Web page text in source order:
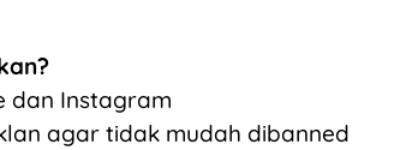
dan Instagram
agar tidak mudah dibanned